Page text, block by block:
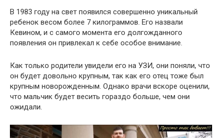
В 1983 году на свет появился совершенно уникальный
ребенок весом более 7 килограммов. Его назвали
Кевином, и с самого момента его долгожданного
появления он привлекал к себе особое внимание.
Как только родители увидели его на УЗИ, они поняли, что
он будет довольно крупным, так как его отец тоже был
крупным новорожденным. Однако врачи вскоре оценили,
что мальчик будет весить гораздо больше, чем они
ожидали.